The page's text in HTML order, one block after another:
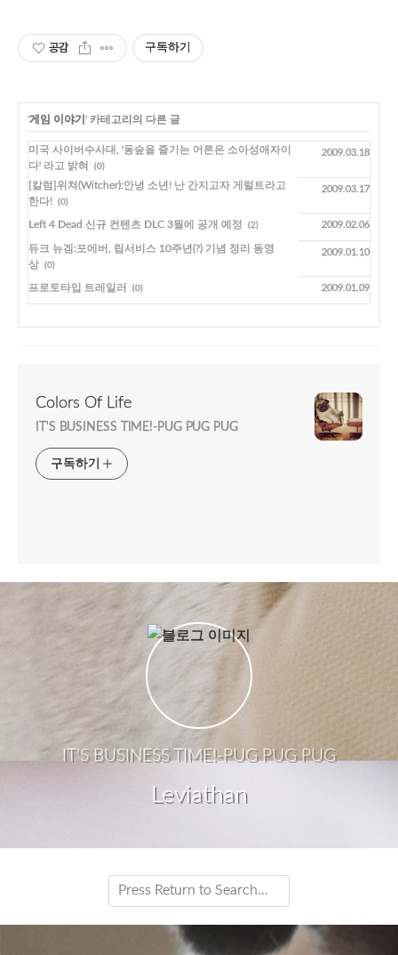
공감 구독하기
'게임 이야기 ' 카테고리의 다른 글
미국 사이버수사대, '동숲을 즐기는 어른은 소아성애자이
다' 라고 밝혀
(0)
2009.03.18
[칼럼]위쳐(Witcher):안녕 소년! 난 간지고자 게럴트라고
한다! (0)
2009.03.17
Left 4 Dead 신규 컨텐츠 DLC 3월에 공개 예정 (2) 2009.02.06
듀크 뉴겜:포에버, 립서비스 10주년(?) 기념 정리 동영
상 (0)
2009.01.10
프로토타입 트레일러 (0) 2009.01.09
Colors Of Life
IT'S BUSINESS TIME!-PUG PUG PUG
구독하기
IT'S BUSINESS TIME!-PUG PUG PUG
Leviathan